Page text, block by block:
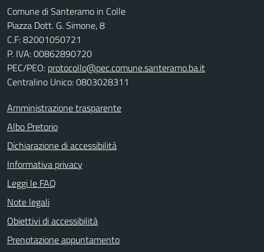
Comune di Santeramo in Colle
Piazza Dott. G. Simone, 8
C.F:82001050721
P. IVA:00862890720
PEC/PEO: protocollo@pec.comune.santeramo.ba.it
Centralino Unico: 0803028311
Amministrazione trasparente
Albo Pretorio
Dichiarazione di accessibilità
Informativa privacy
Leggi le FAQ
Note legali
Obiettivi di accessibilità
Prenotazione appuntamento